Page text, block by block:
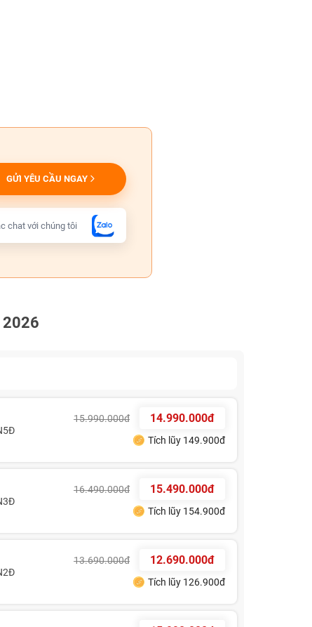
GỬI YÊU CẦU NGAY
chat với chúng tôi
2026
15.990.000đ 14.990.000đ
Tích lũy 149.900đ
16.490.000đ 15.490.000đ
Tích lũy 154.900đ
13.690.000đ 12.690.000đ
Tích lũy 126.900đ